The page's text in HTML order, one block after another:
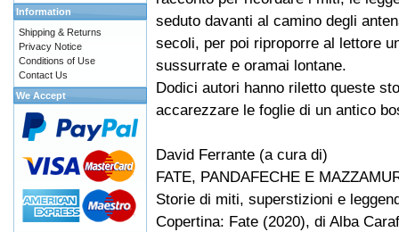
seduto davanti al camino degli
secoli, per poi riproporre al lettore
sussurrate e oramai lontane.
Dodici autori hanno riletto queste
accarezzare le foglie di un antico
David Ferrante (a cura di)
FATE, PANDAFECHE E
Storie di miti, superstizioni e
Copertina: Fate (2020), di Alba
Information
Shipping & Returns
Privacy Notice
Conditions of Use
Contact Us
We Accept